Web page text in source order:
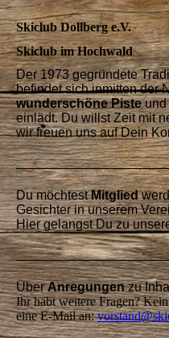
Skiclub Dollberg e.V.
Skiclub im Hochwald
Der 1973 gegründete
befindet sich inmitten der
wunderschöne Pisteund
einlädt. Du willst Zeit mit
wir freuen uns auf Dein
Du möchtestMitglied
Gesichter in unserem
Hier gelangst Du zu
ÜberAnregungenzu
Ihr habt weitere Fragen?
eine E-Mail an: